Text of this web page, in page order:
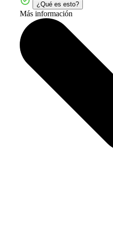
¿Qué es esto?
Más información